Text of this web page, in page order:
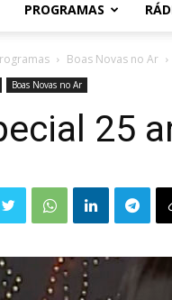
PROGRAMAS
Boas Novas no Ar
Boas Novas no Ar
25